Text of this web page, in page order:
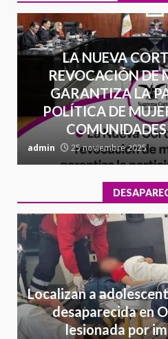
LA NUEVA
REVOCACIÓN DE
GARANTIZA LA
POLÍTICA DE
admin 25 noviembre 2025
Localizan a
desaparecida en
lesionada por